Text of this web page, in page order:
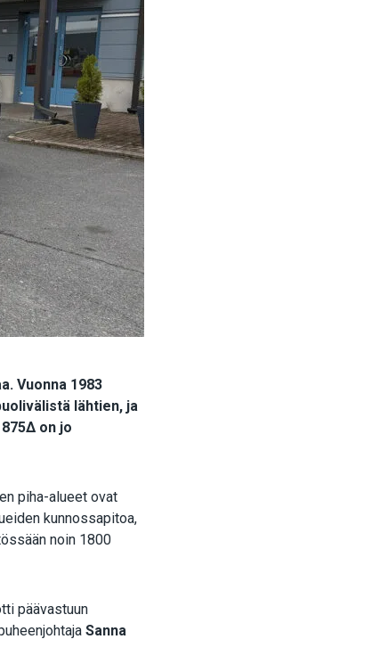
Vuonna 1983
lähtien, ja
on jo
piha-alueet ovat
kunnossapitoa,
noin 1800
päävastuun
Sanna